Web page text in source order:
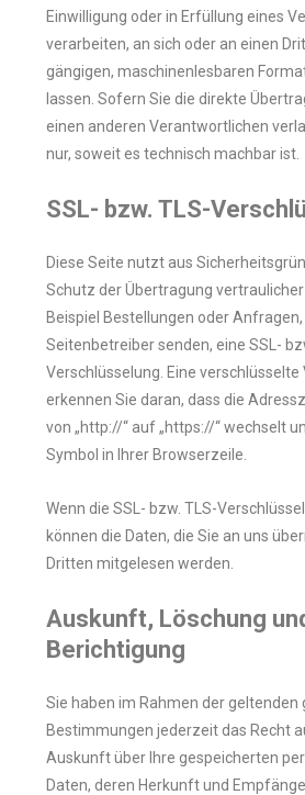
Einwilligung oder in Erfüllung eines
verarbeiten, an sich oder an einen
gängigen, maschinenlesbaren
lassen. Sofern Sie die direkte
einen anderen Verantwortlichen
nur, soweit es technisch machbar ist.
SSL- bzw. TLS-
Diese Seite nutzt aus
Schutz der Übertragung
Beispiel Bestellungen oder Anfragen,
Seitenbetreiber senden, eine SSL-
Verschlüsselung. Eine verschlüsselte
erkennen Sie daran, dass die
von „http://“ auf „https://“ wechselt
Symbol in Ihrer Browserzeile.
Wenn die SSL- bzw. TLS-
können die Daten, die Sie an uns
Dritten mitgelesen werden.
Auskunft, Löschung
Berichtigung
Sie haben im Rahmen der geltenden
Bestimmungen jederzeit das Recht
Auskunft über Ihre gespeicherten
Daten, deren Herkunft und